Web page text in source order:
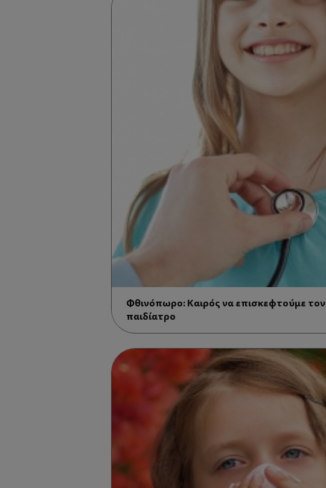
Φθινόπωρο: Καιρός να επισκεφτούμε τον
παιδίατρο